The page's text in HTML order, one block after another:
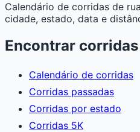
Calendário de corridas de
cidade, estado, data e
Encontrar corridas
Calendário de corridas
Corridas passadas
Corridas por estado
Corridas 5K